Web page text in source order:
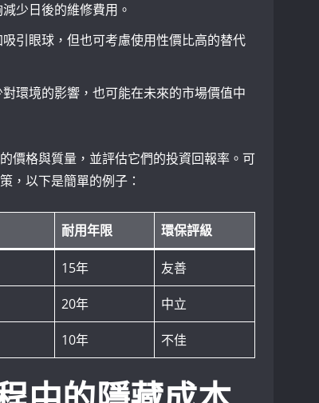
少日後的維修費用。
引眼球，但也可考慮使用性價比高的替代
環境的影響，也可能在未來的市場價值中
價格與質量，並評估它們的投資回報率。可
，以下是簡單的例子：
耐用年限 環保評級
15年 友善
20年 中立
10年 不佳